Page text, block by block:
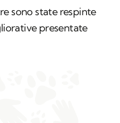
sono state respinte
presentate